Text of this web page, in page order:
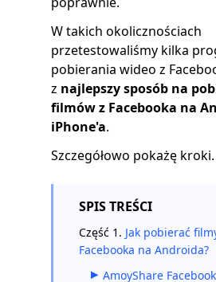
W takich okolicznościach
przetestowaliśmy kilka
pobierania wideo z
z najlepszy sposób na
filmów z Facebooka na
iPhone'a.
Szczegółowo pokażę kroki.
SPIS TREŚCI
Część 1. Jak pobierać
Facebooka na Androida?
AmoyShare